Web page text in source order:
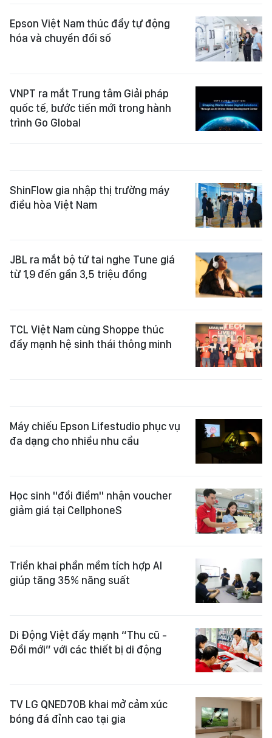
Epson Việt Nam thúc đẩy tự động
hóa và chuyển đổi số
VNPT ra mắt Trung tâm Giải pháp
quốc tế, bước tiến mới trong hành
trình Go Global
ShinFlow gia nhập thị trường máy
điều hòa Việt Nam
JBL ra mắt bộ tứ tai nghe Tune giá
từ 1,9 đến gần 3,5 triệu đồng
TCL Việt Nam cùng Shoppe thúc
đẩy mạnh hệ sinh thái thông minh
Máy chiếu Epson Lifestudio phục vụ
đa dạng cho nhiều nhu cầu
Học sinh "đổi điểm" nhận voucher
giảm giá tại CellphoneS
Triển khai phần mềm tích hợp AI
giúp tăng 35% năng suất
Di Động Việt đẩy mạnh “Thu cũ -
Đổi mới” với các thiết bị di động
TV LG QNED70B khai mở cảm xúc
bóng đá đỉnh cao tại gia